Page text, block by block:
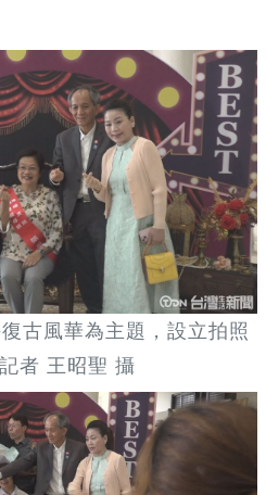
古風華為主題，設立拍照
者 王昭聖 攝